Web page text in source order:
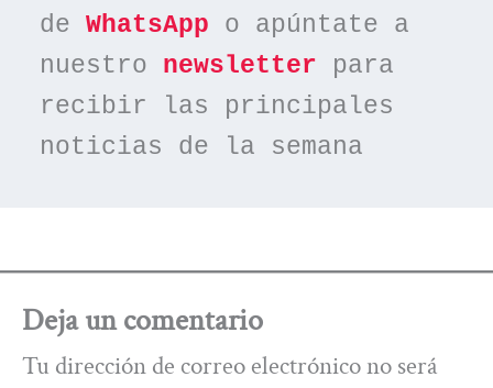
de WhatsApp o apúntate a
nuestro newsletter para
recibir las principales
noticias de la semana
Deja un comentario
Tu dirección de correo electrónico no será